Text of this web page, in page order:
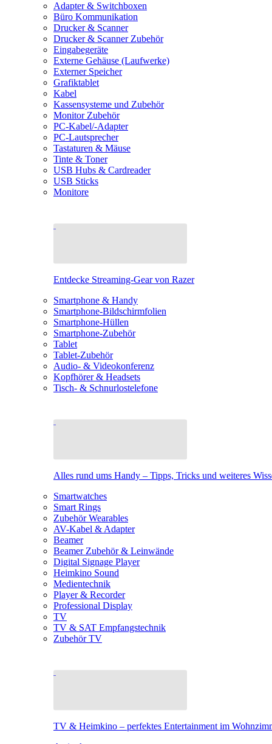
Adapter & Switchboxen
Büro Kommunikation
Drucker & Scanner
Drucker & Scanner Zubehör
Eingabegeräte
Externe Gehäuse (Laufwerke)
Externer Speicher
Grafiktablet
Kabel
Kassensysteme und Zubehör
Monitor Zubehör
PC-Kabel/-Adapter
PC-Lautsprecher
Tastaturen & Mäuse
Tinte & Toner
USB Hubs & Cardreader
USB Sticks
Monitore
Entdecke Streaming-Gear von Razer
Smartphone & Handy
Smartphone-Bildschirmfolien
Smartphone-Hüllen
Smartphone-Zubehör
Tablet
Tablet-Zubehör
Audio- & Videokonferenz
Kopfhörer & Headsets
Tisch- & Schnurlostelefone
Alles rund ums Handy – Tipps, Tricks und weiteres
Smartwatches
Smart Rings
Zubehör Wearables
AV-Kabel & Adapter
Beamer
Beamer Zubehör & Leinwände
Digital Signage Player
Heimkino Sound
Medientechnik
Player & Recorder
Professional Display
TV
TV & SAT Empfangstechnik
Zubehör TV
TV & Heimkino – perfektes Entertainment im